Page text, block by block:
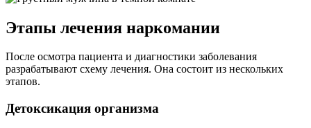
Этапы лечения наркомании
После осмотра пациента и диагностики заболевания
разрабатывают схему лечения. Она состоит из нескольких
этапов.
Детоксикация организма